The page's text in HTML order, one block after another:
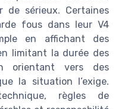
sérieux. Certaines
fous dans leur V4
en affichant des
limitant la durée des
orientant vers des
la situation l’exige.
règles de